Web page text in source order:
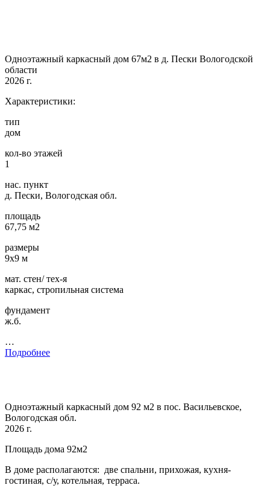
Одноэтажный каркасный дом 67м2 в д. Пески Вологодской
области
2026 г.
Характеристики:
тип
дом
кол-во этажей
1
нас. пункт
д. Пески, Вологодская обл.
площадь
67,75 м2
размеры
9х9 м
мат. стен/ тех-я
каркас, стропильная система
фундамент
ж.б.
…
Подробнее
Одноэтажный каркасный дом 92 м2 в пос. Васильевское,
Вологодская обл.
2026 г.
Площадь дома 92м2
В доме располагаются: две спальни, прихожая, кухня-
гостиная, с/у, котельная, терраса.